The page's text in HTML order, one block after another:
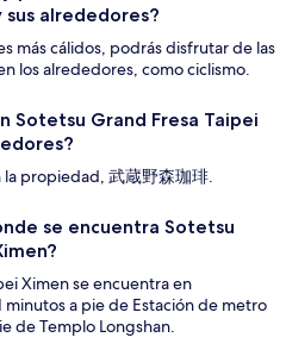
sus alrededores?
más cálidos, podrás disfrutar de las
los alrededores, como ciclismo.
Sotetsu Grand Fresa Taipei
la propiedad, 武蔵野森珈琲.
se encuentra Sotetsu
Ximen se encuentra en
minutos a pie de Estación de metro
de Templo Longshan.